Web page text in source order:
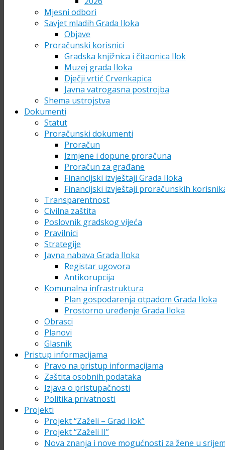
Mjesni odbori
Savjet mladih Grada Iloka
Objave
Proračunski korisnici
Gradska knjižnica i čitaonica Ilok
Muzej grada Iloka
Dječji vrtić Crvenkapica
Javna vatrogasna postrojba
Shema ustrojstva
Dokumenti
Statut
Proračunski dokumenti
Proračun
Izmjene i dopune proračuna
Proračun za građane
Financijski izvještaji Grada Iloka
Financijski izvještaji proračunskih
Transparentnost
Civilna zaštita
Poslovnik gradskog vijeća
Pravilnici
Strategije
Javna nabava Grada Iloka
Registar ugovora
Antikorupcija
Komunalna infrastruktura
Plan gospodarenja otpadom Grada Iloka
Prostorno uređenje Grada Iloka
Obrasci
Planovi
Glasnik
Pristup informacijama
Pravo na pristup informacijama
Zaštita osobnih podataka
Izjava o pristupačnosti
Politika privatnosti
Projekti
Projekt “Zaželi – Grad Ilok”
Projekt “Zaželi II”
Nova znanja i nove mogućnosti za žene u